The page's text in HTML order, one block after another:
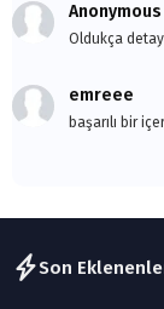
Anonymous
Oldukça
emreee
başarılı bir
Son